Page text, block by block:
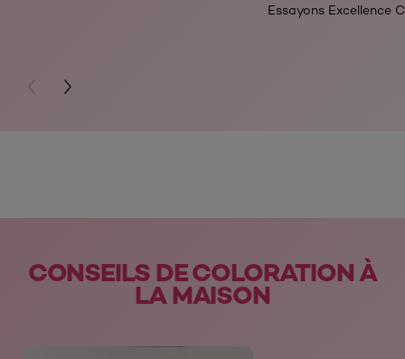
Essayons Excellence
PREVIOUS CARD
NEXT CARD
CONSEILS DE COLORATION À
LA MAISON